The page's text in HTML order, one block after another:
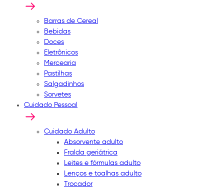
Barras de Cereal
Bebidas
Doces
Eletrônicos
Mercearia
Pastilhas
Salgadinhos
Sorvetes
Cuidado Pessoal
Cuidado Adulto
Absorvente adulto
Fralda geriátrica
Leites e fórmulas adulto
Lenços e toalhas adulto
Trocador